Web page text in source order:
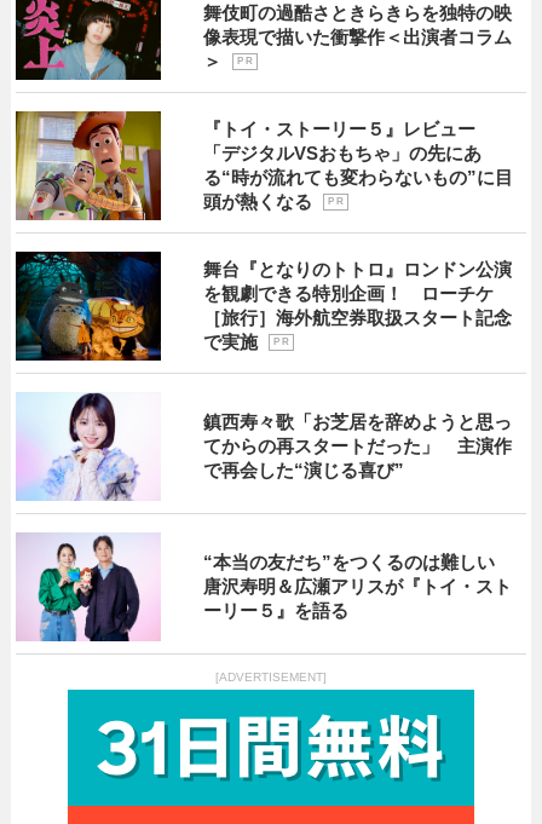
舞伎町の過酷さときらきらを独特の映
像表現で描いた衝撃作＜出演者コラム
＞
P R
『トイ・ストーリー５』レビュー
「デジタルVSおもちゃ」の先にあ
る“時が流れても変わらないもの”に目
頭が熱くなる
P R
舞台『となりのトトロ』ロンドン公演
を観劇できる特別企画！ ローチケ
［旅行］海外航空券取扱スタート記念
で実施
P R
鎮西寿々歌「お芝居を辞めようと思っ
てからの再スタートだった」 主演作
で再会した“演じる喜び”
“本当の友だち”をつくるのは難しい
唐沢寿明＆広瀬アリスが『トイ・スト
ーリー５』を語る
[ADVERTISEMENT]